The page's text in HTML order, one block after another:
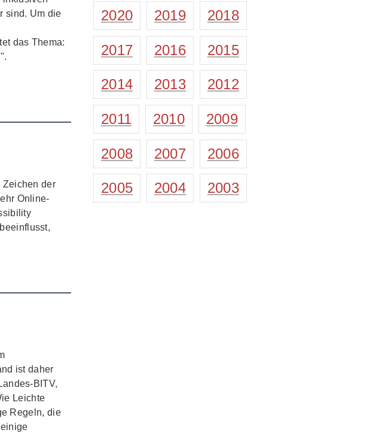
sind. Um die
das Thema:
Zeichen der
Online-
ist daher
BITV,
Leichte
Regeln, die
2020 2019 2018
2017 2016 2015
2014 2013 2012
2011 2010 2009
2008 2007 2006
2005 2004 2003